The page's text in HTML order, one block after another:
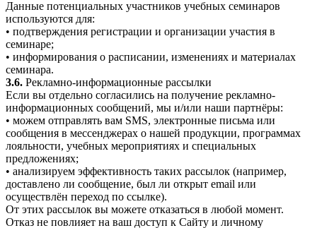
Данные потенциальных участников учебных семинаров
используются для:
• подтверждения регистрации и организации участия в
семинаре;
• информирования о расписании, изменениях и материалах
семинара.
3.6. Рекламно-информационные рассылки
Если вы отдельно согласились на получение рекламно-
информационных сообщений, мы и/или наши партнёры:
• можем отправлять вам SMS, электронные письма или
сообщения в мессенджерах о нашей продукции, программах
лояльности, учебных мероприятиях и специальных
предложениях;
• анализируем эффективность таких рассылок (например,
доставлено ли сообщение, был ли открыт email или
осуществлён переход по ссылке).
От этих рассылок вы можете отказаться в любой момент.
Отказ не повлияет на ваш доступ к Сайту и личному